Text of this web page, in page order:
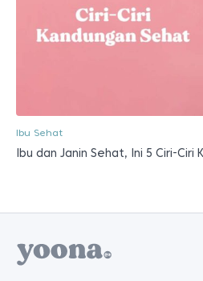
Ibu Sehat
Ibu dan Janin Sehat, Ini 5 Ciri-Ciri